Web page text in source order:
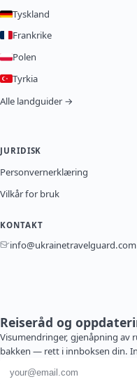
Tyskland
Frankrike
Polen
Tyrkia
Alle landguider →
JURIDISK
Personvernerklæring
Vilkår for bruk
KONTAKT
info@ukrainetravelguard.com
Reiseråd og
Visumendringer, gjenåpning av
bakken — rett i innboksen din.
E-postadresse